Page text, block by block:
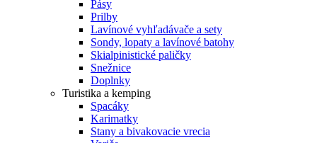
Pásy
Prilby
Lavínové vyhľadávače a sety
Sondy, lopaty a lavínové batohy
Skialpinistické paličky
Snežnice
Doplnky
Turistika a kemping
Spacáky
Karimatky
Stany a bivakovacie vrecia